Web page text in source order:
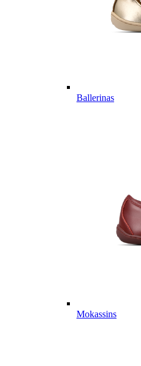
Ballerinas
Mokassins